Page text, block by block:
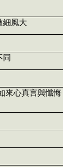
細風大
同
來心真言與懺悔